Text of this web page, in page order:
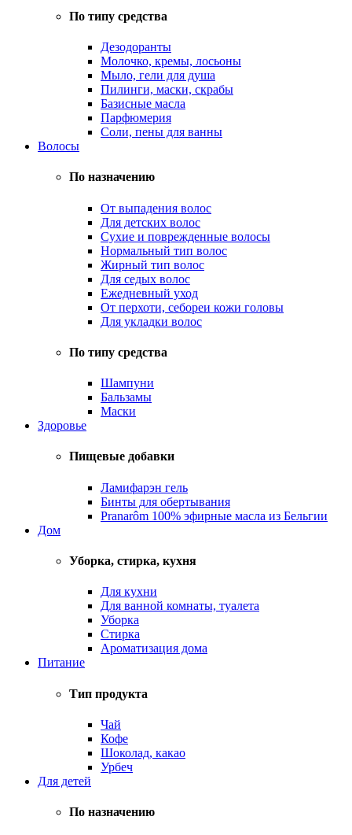
По типу средства
Дезодоранты
Молочко, кремы, лосьоны
Мыло, гели для душа
Пилинги, маски, скрабы
Базисные масла
Парфюмерия
Соли, пены для ванны
Волосы
По назначению
От выпадения волос
Для детских волос
Сухие и поврежденные волосы
Нормальный тип волос
Жирный тип волос
Для седых волос
Ежедневный уход
От перхоти, себореи кожи головы
Для укладки волос
По типу средства
Шампуни
Бальзамы
Маски
Здоровье
Пищевые добавки
Ламифарэн гель
Бинты для обертывания
Pranarôm 100% эфирные масла из Бельгии
Дом
Уборка, стирка, кухня
Для кухни
Для ванной комнаты, туалета
Уборка
Стирка
Ароматизация дома
Питание
Тип продукта
Чай
Кофе
Шоколад, какао
Урбеч
Для детей
По назначению